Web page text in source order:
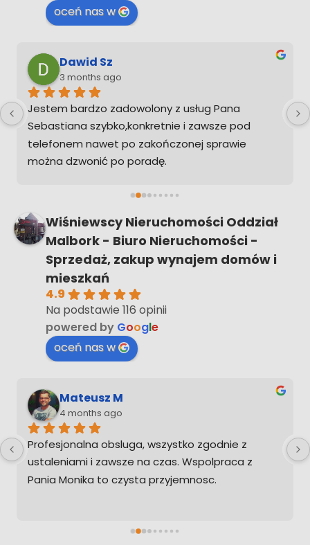
oceń nas w
Mirosław Sienkiewicz
4 months ago
Witam serdecznie. Biuro Nieruchomości w Elblągu
ANGELIKA I SEBASTIAN WIŚNIEWSCY jest Biurem
spełniającym najwyższe standardy
profesjonalnej Firmy.Doradca ds Nieruchomości
posiada ogromną wiedzę i doskonałe wyczucie
rynku nieruchomości. Świetnie reprezentuje
kupującego i sprzedającego  Potrafi doskonale
pogodzić interes dwóch stron ,kupującego i
sprzedającego. Serdecznie dziękuję za owocną
współpracę. Polecam w/w BIURO  oraz
specjalistkę Panią WIOLETTĘ WDOWCZYK-
FEDOROWSKĄ
Wiśniewscy Nieruchomości Oddział
Malbork - Biuro Nieruchomości -
Sprzedaż, zakup wynajem domów i
mieszkań
4.9
Na podstawie 116 opinii
powered by Google
oceń nas w
z
z
Pani Katarzyna sprawnie
wszystko, polecam.